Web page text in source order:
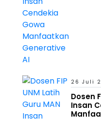
26 Juli
Dosen
Insan